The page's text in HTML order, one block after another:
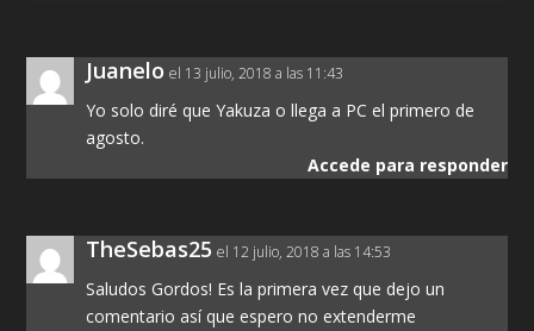
Juanelo el 13 julio, 2018 a las 11:43
Yo solo diré que Yakuza o llega a PC el primero de
agosto.
Accede para responder
TheSebas25 el 12 julio, 2018 a las 14:53
Saludos Gordos! Es la primera vez que dejo un
comentario así que espero no extenderme